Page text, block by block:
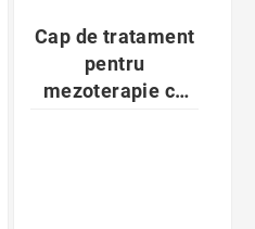
Cap de tratament
pentru
mezoterapie cu